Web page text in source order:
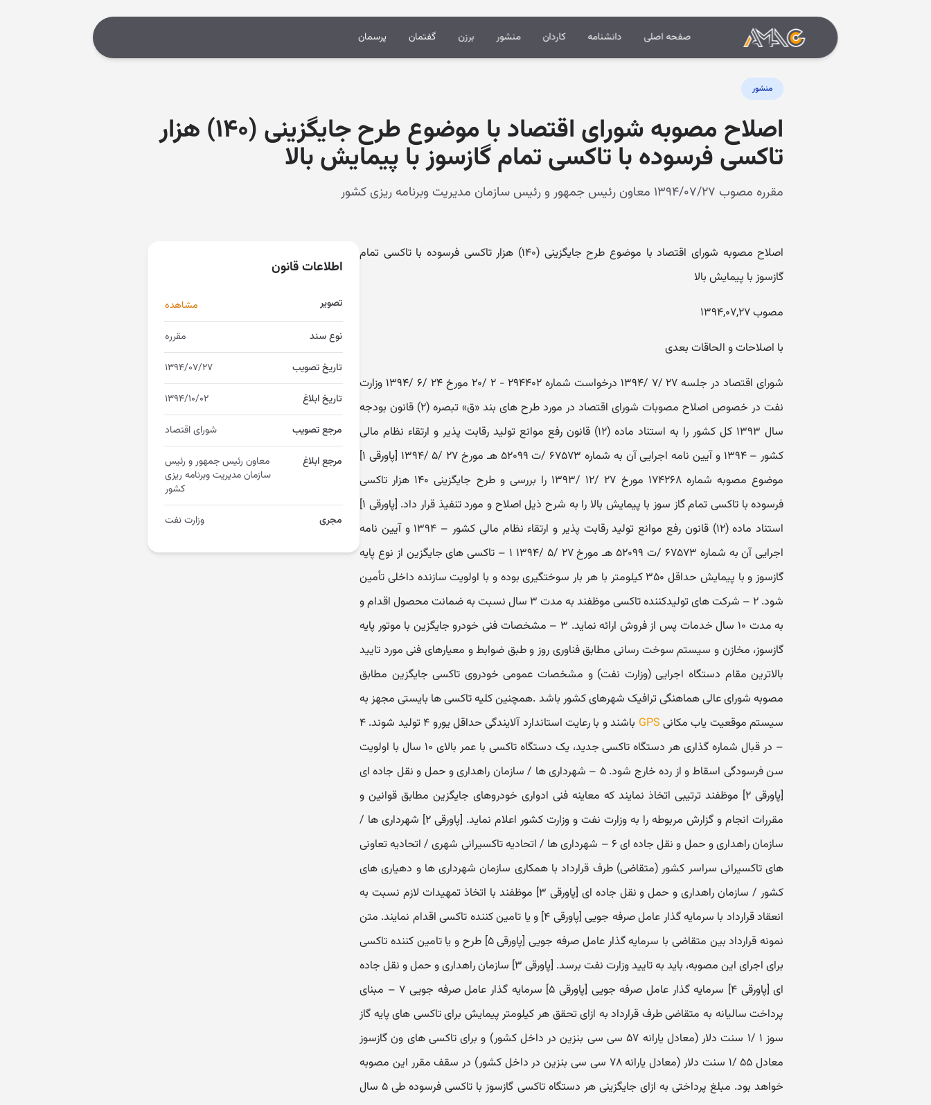
صفحه اصلی دانشنامه کاردان منشور برزن گفتمان پرسمان
منشور
اصلاح مصوبه شورای اقتصاد با موضوع طرح جایگزینی (۱۴۰) هزار
تاکسی فرسوده با تاکسی تمام گازسوز با پیمایش بالا
مقرره مصوب ۱۳۹۴/۰۷/۲۷ معاون رئیس جمهور و رئیس سازمان مدیریت وبرنامه ریزی کشور
اصلاح مصوبه شورای اقتصاد با موضوع طرح جایگزینی (۱۴۰) هزار تاکسی فرسوده با تاکسی تمام
گازسوز با پیمایش بالا
مصوب ۱۳۹۴,۰۷,۲۷
با اصلاحات و الحاقات بعدی
شورای اقتصاد در جلسه ۲۷ /۷ /۱۳۹۴ درخواست شماره ۲۹۴۴۰۲ - ۲ /۲۰ مورخ ۲۴ /۶ /۱۳۹۴ وزارت
نفت در خصوص اصلاح مصوبات شورای اقتصاد در مورد طرح های بند «ق» تبصره (۲) قانون بودجه
سال ۱۳۹۳ کل کشور را به استناد ماده (۱۲) قانون رفع موانع تولید رقابت پذیر و ارتقاء نظام مالی
کشور – ۱۳۹۴ و آیین نامه اجرایی آن به شماره ۶۷۵۷۳ /ت ۵۲۰۹۹ هـ مورخ ۲۷ /۵ /۱۳۹۴ [پاورقی ۱]
موضوع مصوبه شماره ۱۷۴۲۶۸ مورخ ۲۷ /۱۲ /۱۳۹۳ را بررسی و طرح جایگزینی ۱۴۰ هزار تاکسی
فرسوده با تاکسی تمام گاز سوز با پیمایش بالا را به شرح ذیل اصلاح و مورد تنفیذ قرار داد. [پاورقی ۱]
استناد ماده (۱۲) قانون رفع موانع تولید رقابت پذیر و ارتقاء نظام مالی کشور – ۱۳۹۴ و آیین نامه
اجرایی آن به شماره ۶۷۵۷۳ /ت ۵۲۰۹۹ هـ مورخ ۲۷ /۵ /۱۳۹۴ ۱ – تاکسی های جایگزین از نوع پایه
گازسوز و با پیمایش حداقل ۳۵۰ کیلومتر با هر بار سوختگیری بوده و با اولویت سازنده داخلی تأمین
شود. ۲ – شرکت های تولیدکننده تاکسی موظفند به مدت ۳ سال نسبت به ضمانت محصول اقدام و
به مدت ۱۰ سال خدمات پس از فروش ارائه نماید. ۳ – مشخصات فنی خودرو جایگزین با موتور پایه
گازسوز، مخازن و سیستم سوخت رسانی مطابق فناوری روز و طبق ضوابط و معیارهای فنی مورد تایید
بالاترین مقام دستگاه اجرایی (وزارت نفت) و مشخصات عمومی خودروی تاکسی جایگزین مطابق
مصوبه شورای عالی هماهنگی ترافیک شهرهای کشور باشد .همچنین کلیه تاکسی ها بایستی مجهز به
سیستم موقعیت یاب مکانی GPS
باشند و با رعایت استاندارد آلایندگی حداقل یورو ۴ تولید شوند. ۴
– در قبال شماره گذاری هر دستگاه تاکسی جدید، یک دستگاه تاکسی با عمر بالای ۱۰ سال با اولویت
سن فرسودگی اسقاط و از رده خارج شود. ۵ – شهرداری ها / سازمان راهداری و حمل و نقل جاده ای
[پاورقی ۲] موظفند ترتیبی اتخاذ نمایند که معاینه فنی ادواری خودروهای جایگزین مطابق قوانین و
مقررات انجام و گزارش مربوطه را به وزارت نفت و وزارت کشور اعلام نماید. [پاورقی ۲] شهرداری ها /
سازمان راهداری و حمل و نقل جاده ای ۶ – شهرداری ها / اتحادیه تاکسیرانی شهری / اتحادیه تعاونی
های تاکسیرانی سراسر کشور (متقاضی) طرف قرارداد با همکاری سازمان شهرداری ها و دهیاری های
کشور / سازمان راهداری و حمل و نقل جاده ای [پاورقی ۳] موظفند با اتخاذ تمهیدات لازم نسبت به
انعقاد قرارداد با سرمایه گذار عامل صرفه جویی [پاورقی ۴] و یا تامین کننده تاکسی اقدام نمایند. متن
نمونه قرارداد بین متقاضی با سرمایه گذار عامل صرفه جویی [پاورقی ۵] طرح و یا تامین کننده تاکسی
برای اجرای این مصوبه، باید به تایید وزارت نفت برسد. [پاورقی ۳] سازمان راهداری و حمل و نقل جاده
ای [پاورقی ۴] سرمایه گذار عامل صرفه جویی [پاورقی ۵] سرمایه گذار عامل صرفه جویی ۷ – مبنای
پرداخت سالیانه به متقاضی طرف قرارداد به ازای تحقق هر کیلومتر پیمایش برای تاکسی های پایه گاز
سوز ۱ /۱ سنت دلار (معادل یارانه ۵۷ سی سی بنزین در داخل کشور) و برای تاکسی های ون گازسوز
معادل ۵۵ /۱ سنت دلار (معادل یارانه ۷۸ سی سی بنزین در داخل کشور) در سقف مقرر این مصوبه
خواهد بود. مبلغ پرداختی به ازای جایگزینی هر دستگاه تاکسی گازسوز با تاکسی فرسوده طی ۵ سال
اطلاعات قانون
تصویر مشاهده
نوع سند مقرره
تاریخ تصویب ۱۳۹۴/۰۷/۲۷
تاریخ ابلاغ ۱۳۹۴/۱۰/۰۲
مرجع تصویب شورای اقتصاد
مرجع ابلاغ
معاون رئیس جمهور و رئیس
سازمان مدیریت وبرنامه ریزی
کشور
مجری وزارت نفت